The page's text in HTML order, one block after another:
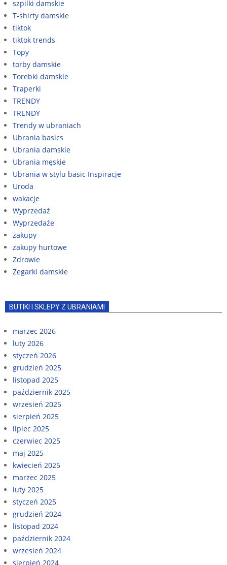
szpilki damskie
T-shirty damskie
tiktok
tiktok trends
Topy
torby damskie
Torebki damskie
Traperki
TRENDY
TRENDY
Trendy w ubraniach
Ubrania basics
Ubrania damskie
Ubrania męskie
Ubrania w stylu basic Inspiracje
Uroda
wakacje
Wyprzedaż
Wyprzedaże
zakupy
zakupy hurtowe
Zdrowie
Zegarki damskie
BUTIKI I SKLEPY Z UBRANIAMI
marzec 2026
luty 2026
styczeń 2026
grudzień 2025
listopad 2025
październik 2025
wrzesień 2025
sierpień 2025
lipiec 2025
czerwiec 2025
maj 2025
kwiecień 2025
marzec 2025
luty 2025
styczeń 2025
grudzień 2024
listopad 2024
październik 2024
wrzesień 2024
sierpień 2024